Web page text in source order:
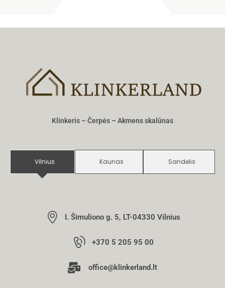
Klinkeris – Čerpės – Akmens skalūnas
Vilnius Kaunas Sandėlis
I. Šimuliono g. 5, LT-04330 Vilnius
+370 5 205 95 00
office@klinkerland.lt